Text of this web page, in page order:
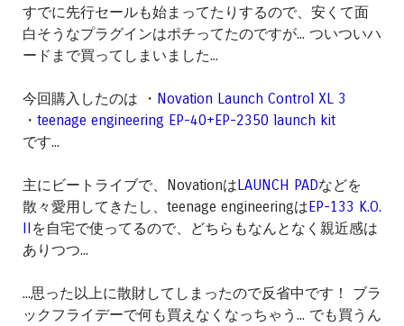
すでに先行セールも始まってたりするので、安くて面
白そうなプラグインはポチってたのですが... ついついハ
ードまで買ってしまいました...
今回購入したのは ・ Novation Launch Control XL 3
・ teenage engineering EP-40+EP-2350 launch kit
です...
主にビートライブで、NovationはLAUNCH PADなどを
散々愛用してきたし、teenage engineeringはEP-133 K.O.
IIを自宅で使ってるので、どちらもなんとなく親近感は
ありつつ...
...思った以上に散財してしまったので反省中です！ ブラ
ックフライデーで何も買えなくなっちゃう... でも買うん